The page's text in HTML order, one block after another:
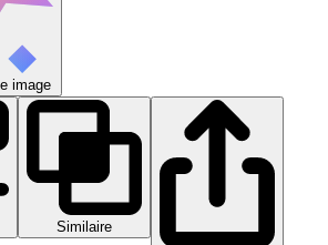
image
Similaire